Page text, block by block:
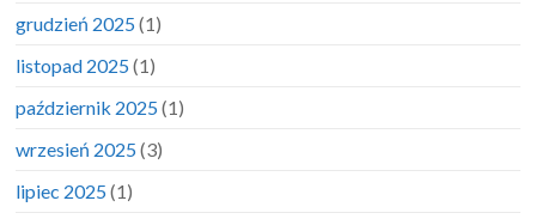
grudzień 2025(1)
listopad 2025(1)
październik 2025(1)
wrzesień 2025(3)
lipiec 2025(1)